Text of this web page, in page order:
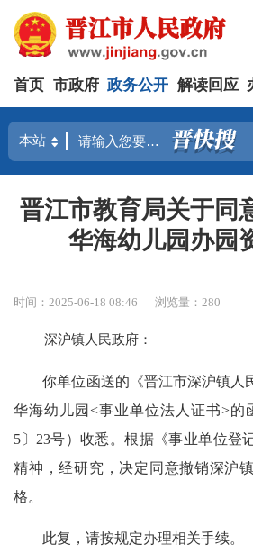
首页 市政府 政务公开 解读回应
晋江市教育局关于同
华海幼儿园办园
时间：2025-06-18 08:46 浏览量：280
深沪镇人民政府：
你单位函送的《晋江市深沪镇人
华海幼儿园<事业单位法人证书>的
5〕23号）收悉。根据《事业单位登
精神，经研究，决定同意撤销深沪
格。
此复，请按规定办理相关手续。